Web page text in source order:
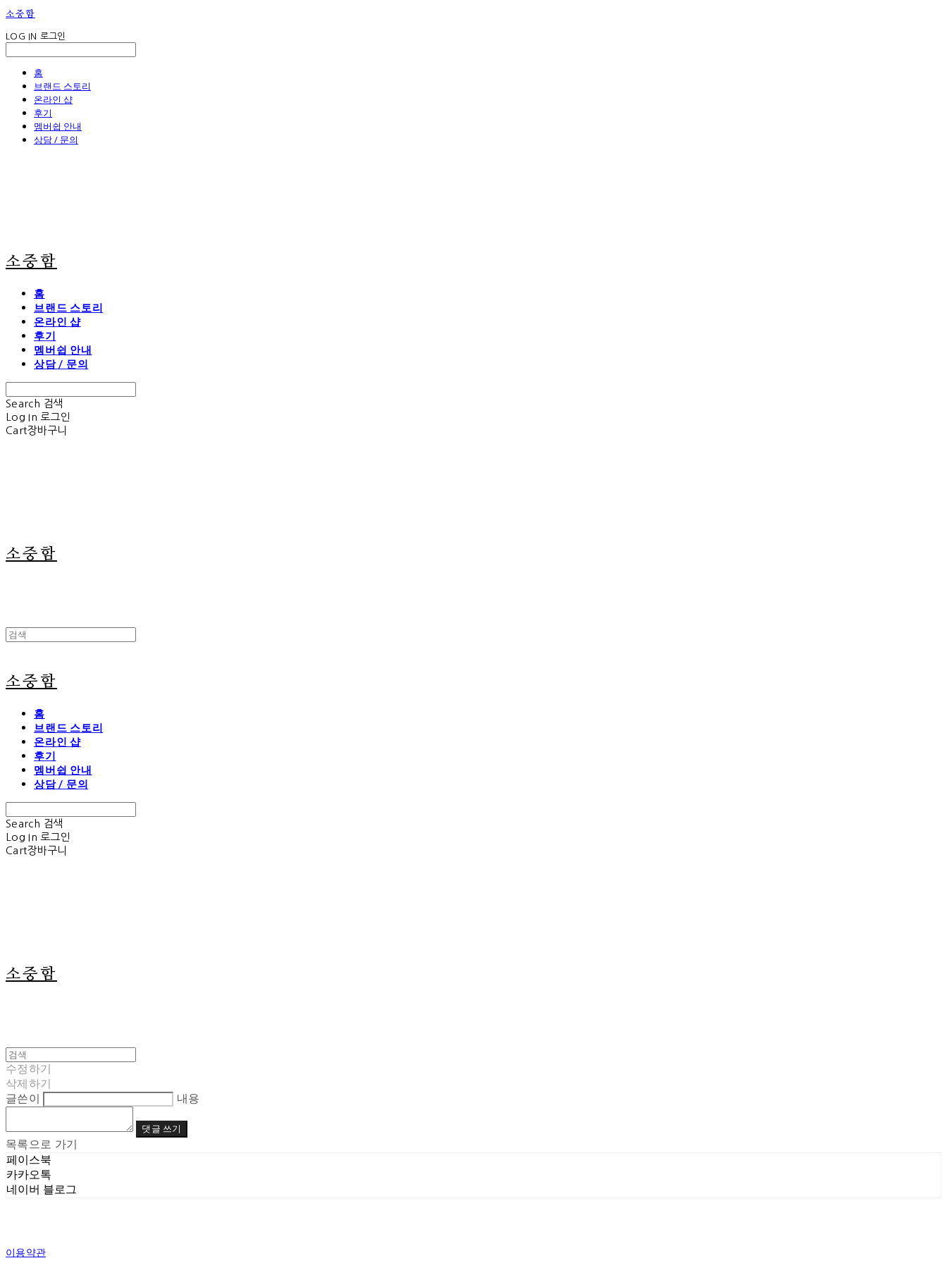
소중함
LOG IN 로그인
홈
브랜드 스토리
온라인 샵
후기
멤버쉽 안내
상담 / 문의
소중함
홈
브랜드 스토리
온라인 샵
후기
멤버쉽 안내
상담 / 문의
Search 검색
Log In 로그인
Cart장바구니
소중함
소중함
홈
브랜드 스토리
온라인 샵
후기
멤버쉽 안내
상담 / 문의
Search 검색
Log In 로그인
Cart장바구니
소중함
수정하기
삭제하기
글쓴이
내용
댓글 쓰기
목록으로 가기
페이스북
카카오톡
네이버 블로그
이용약관